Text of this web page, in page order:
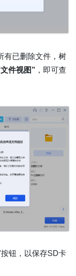
有已删除文件，树
件视图” ，即可查
按钮，以保存SD卡